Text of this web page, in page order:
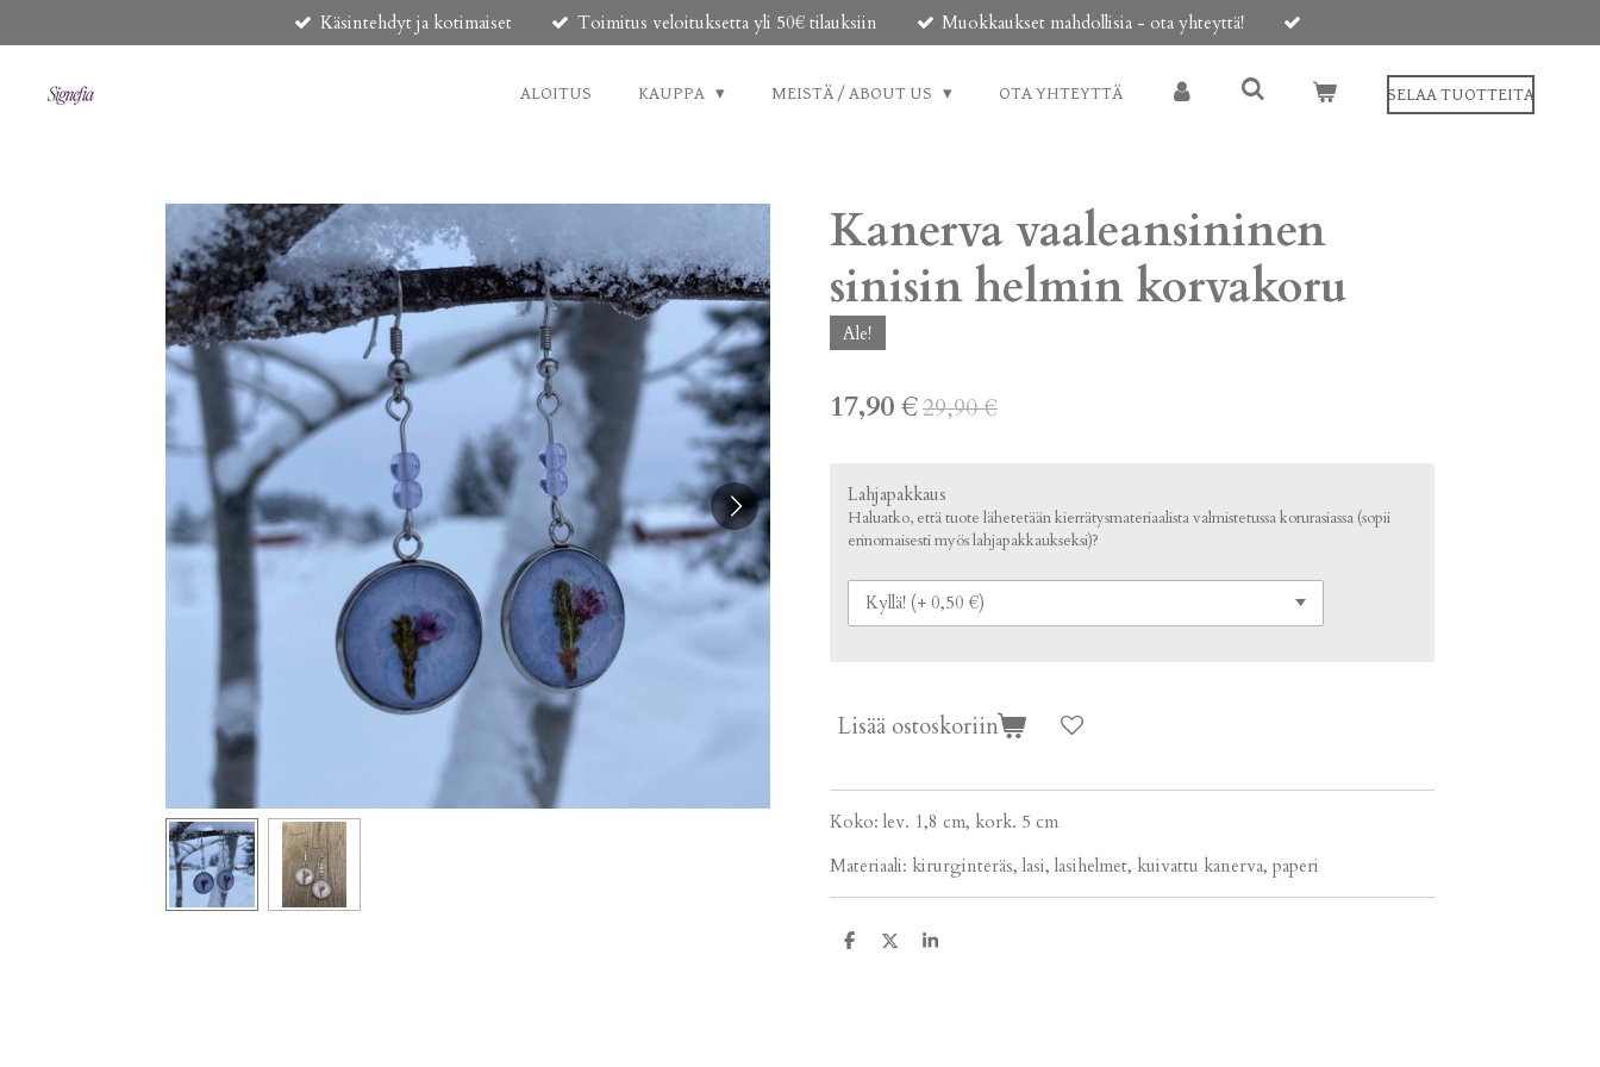
pääsisältöön
Käsintehdyt ja kotimaiset Toimitus veloituksetta yli 50€ tilauksiin Muokkaukset mahdollisia - ota yhteyttä!
ALOITUS KAUPPA MEISTÄ / ABOUT US OTA YHTEYTTÄ SELAA TUOTTEITA
Kanerva vaaleansininen
sinisin helmin korvakoru
Ale!
17,90 €29,90 €
Lahjapakkaus
Haluatko, että tuote lähetetään kierrätysmateriaalista valmistetussa korurasiassa (sopii
erinomaisesti myös lahjapakkaukseksi)?
Lisää ostoskoriin
Koko: lev. 1,8 cm, kork. 5 cm
Materiaali: kirurginteräs, lasi, lasihelmet, kuivattu kanerva, paperi
J
J
J